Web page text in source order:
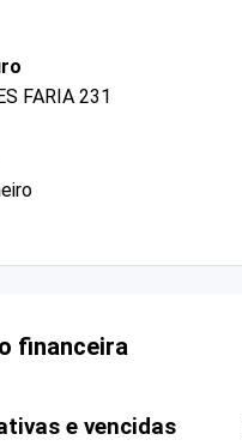
FARIA 231
financeira
e vencidas